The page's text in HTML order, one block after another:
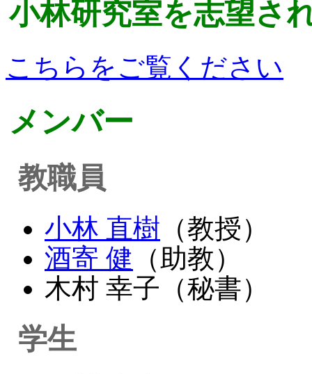
小林研究室を志望さ
こちらをご覧ください
メンバー
教職員
小林 直樹 （教授）
酒寄 健 （助教）
木村 幸子（秘書）
学生